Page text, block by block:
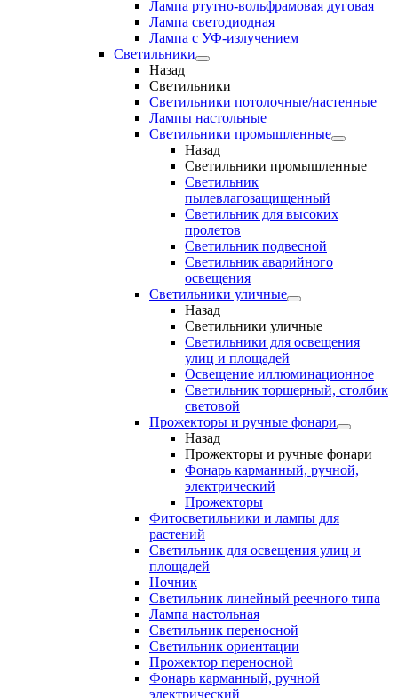
Лампа ртутно-вольфрамовая дуговая
Лампа светодиодная
Лампа с УФ-излучением
Светильники
Назад
Светильники
Светильники потолочные/настенные
Лампы настольные
Светильники промышленные
Назад
Светильники промышленные
Светильник
пылевлагозащищенный
Светильник для высоких
пролетов
Светильник подвесной
Светильник аварийного
освещения
Светильники уличные
Назад
Светильники уличные
Светильники для освещения
улиц и площадей
Освещение иллюминационное
Светильник торшерный, столбик
световой
Прожекторы и ручные фонари
Назад
Прожекторы и ручные фонари
Фонарь карманный, ручной,
электрический
Прожекторы
Фитосветильники и лампы для
растений
Светильник для освещения улиц и
площадей
Ночник
Светильник линейный реечного типа
Лампа настольная
Светильник переносной
Светильник ориентации
Прожектор переносной
Фонарь карманный, ручной
электрический